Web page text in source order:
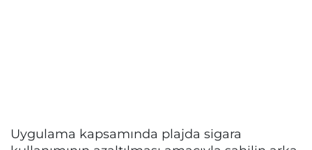
Uygulama kapsamında plajda sigara